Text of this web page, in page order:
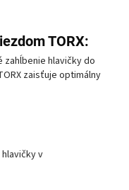
TORX:
zahĺbenie hlavičky do
zaisťuje optimálny
v